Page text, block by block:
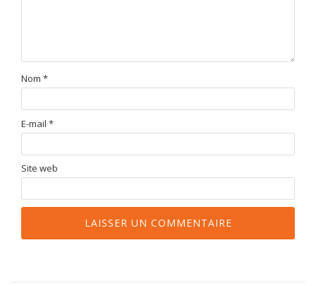
Nom *
E-mail *
Site web